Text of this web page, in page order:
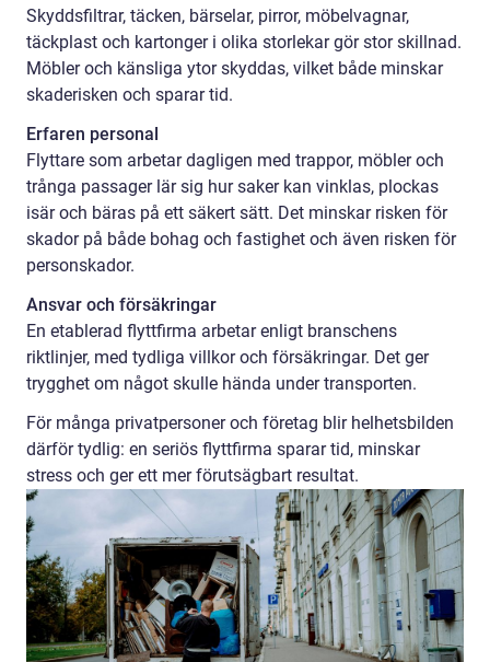
Skyddsfiltrar, täcken, bärselar, pirror, möbelvagnar,
täckplast och kartonger i olika storlekar gör stor skillnad.
Möbler och känsliga ytor skyddas, vilket både minskar
skaderisken och sparar tid.
Erfaren personal
Flyttare som arbetar dagligen med trappor, möbler och
trånga passager lär sig hur saker kan vinklas, plockas
isär och bäras på ett säkert sätt. Det minskar risken för
skador på både bohag och fastighet och även risken för
personskador.
Ansvar och försäkringar
En etablerad flyttfirma arbetar enligt branschens
riktlinjer, med tydliga villkor och försäkringar. Det ger
trygghet om något skulle hända under transporten.
För många privatpersoner och företag blir helhetsbilden
därför tydlig: en seriös flyttfirma sparar tid, minskar
stress och ger ett mer förutsägbart resultat.